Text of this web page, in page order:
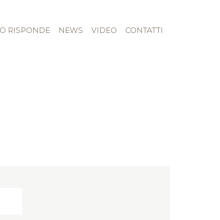
RISPONDE NEWS VIDEO CONTATTI